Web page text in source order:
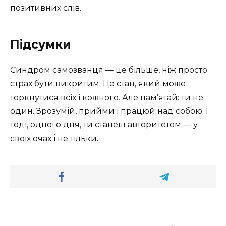
позитивних слів.
Підсумки
Синдром самозванця — це більше, ніж просто
страх бути викритим. Це стан, який може
торкнутися всіх і кожного. Але пам’ятай: ти не
один. Зрозумій, прийми і працюй над собою. І
тоді, одного дня, ти станеш авторитетом — у
своїх очах і не тільки.